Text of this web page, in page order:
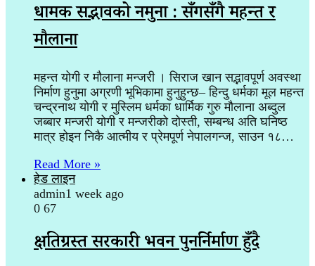
धार्मिक सद्भावको नमुना : सँगसँगै महन्त र
मौलाना
महन्त योगी र मौलाना मन्जरी । सिराज खान सद्भावपूर्ण अवस्था
निर्माण हुनुमा अग्रणी भूभिकामा हुनुहुन्छ– हिन्दु धर्मका मूल महन्त
चन्द्रनाथ योगी र मुस्लिम धर्मका धार्मिक गुरु मौलाना अब्दुल
जब्बार मन्जरी योगी र मन्जरीको दोस्ती, सम्बन्ध अति घनिष्ठ
मात्र होइन निकै आत्मीय र प्रेमपूर्ण नेपालगन्ज, साउन १८…
Read More »
हेड लाइन
admin1 week ago
0 67
क्षतिग्रस्त सरकारी भवन पुनर्निर्माण हुँदै